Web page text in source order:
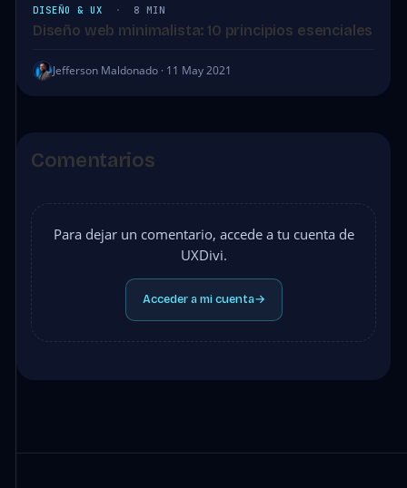
DISEÑO & UX · 8 MIN
Diseño web minimalista: 10 principios esenciales
Jefferson Maldonado · 11 May 2021
Comentarios
Para dejar un comentario, accede a tu cuenta de
UXDivi.
Acceder a mi cuenta→